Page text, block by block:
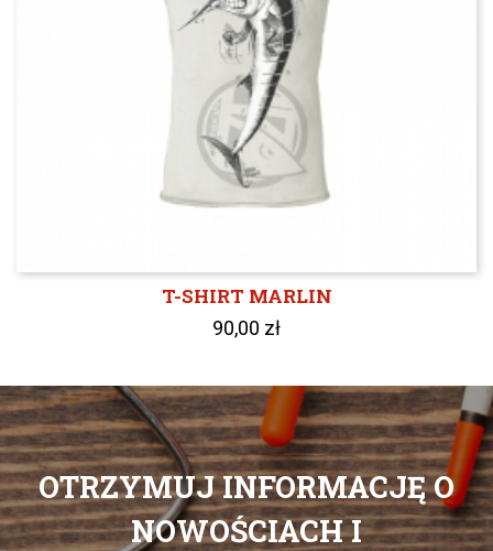
T-SHIRT MARLIN
90,00 zł
OTRZYMUJ INFORMACJĘ O
NOWOŚCIACH I